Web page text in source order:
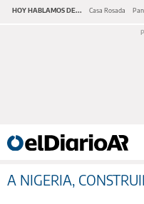
HOY HABLAMOS DE... Casa Rosada
A NIGERIA,